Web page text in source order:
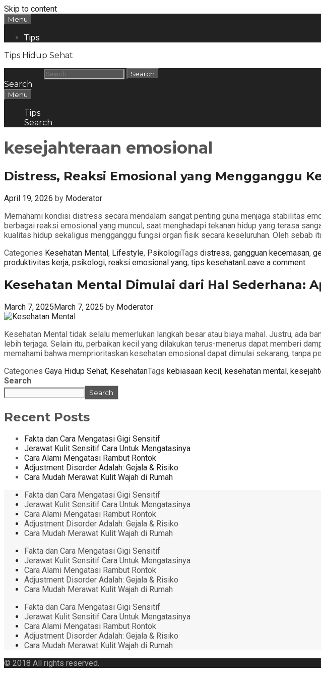
Skip to content
Menu
Tips
Tips Hidup Sehat
Search
Menu
Tips
Search
kesejahteraan emosional
Distress, Reaksi Emosional yang Mengganggu
April 19, 2026 by Moderator
Memahami kondisi distress secara mendalam sangat penting guna menjaga stabilitas
berbagai reaksi emosional yang muncul, saat menghadapi tekanan hidup yang terasa
kualitas hidup sekaligus mengganggu fungsi organ fisik secara keseluruhan. Oleh sebab
Categories Kesehatan Mental, Lifestyle, PsikologiTags distress, gangguan kecemasan,
produktivitas kerja, psikologi, reaksi emosional yang, tips kesehatanLeave a comment
Kesehatan Mental Dimulai dari Hal Sederhana:
March 7, 2025March 7, 2025 by Moderator
Kesehatan Mental tidak selalu memerlukan langkah besar atau biaya mahal. Justru, ada
lebih terjaga. Selain itu, perbaikan kecil yang dilakukan terus-menerus dapat memberi
memahami bahwa memprioritaskan kesehatan emosional dapat dimulai sekarang, tanpa
Categories Gaya Hidup Sehat, KesehatanTags kebiasaan kecil, kesehatan mental,
Search
Search
Recent Posts
Fakta dan Cara Mengatasi Gigi Sensitif
Jerawat Kulit Sensitif Cara Untuk Mengatasinya
Cara Alami Mengatasi Rambut Rontok
Adjustment Disorder Adalah: Gejala & Risiko
Cara Mudah Merawat Kulit Wajah di Rumah
Fakta dan Cara Mengatasi Gigi Sensitif
Jerawat Kulit Sensitif Cara Untuk Mengatasinya
Cara Alami Mengatasi Rambut Rontok
Adjustment Disorder Adalah: Gejala & Risiko
Cara Mudah Merawat Kulit Wajah di Rumah
Fakta dan Cara Mengatasi Gigi Sensitif
Jerawat Kulit Sensitif Cara Untuk Mengatasinya
Cara Alami Mengatasi Rambut Rontok
Adjustment Disorder Adalah: Gejala & Risiko
Cara Mudah Merawat Kulit Wajah di Rumah
Fakta dan Cara Mengatasi Gigi Sensitif
Jerawat Kulit Sensitif Cara Untuk Mengatasinya
Cara Alami Mengatasi Rambut Rontok
Adjustment Disorder Adalah: Gejala & Risiko
Cara Mudah Merawat Kulit Wajah di Rumah
© 2018 All rights reserved.